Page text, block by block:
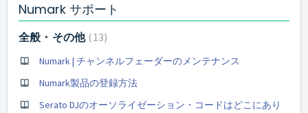
Numark サポート
全般・その他 13
Numark | チャンネルフェーダーのメンテナンス
Numark製品の登録方法
Serato DJのオーソライゼーション・コードはどこにあり